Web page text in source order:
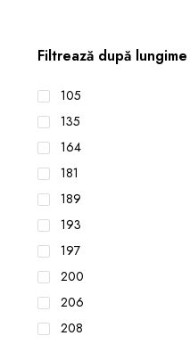
Filtrează după lungime
105
135
164
181
189
193
197
200
206
208